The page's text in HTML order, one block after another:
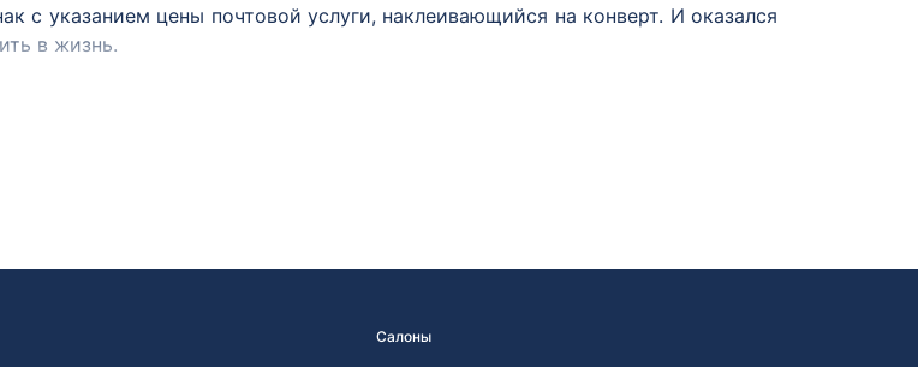
с указанием цены почтовой услуги, наклеивающийся на конверт. И оказался
в жизнь.
1 января 1858 года. В центре почтовой марки был размещён овал, в
эмблема почтового ведомства — два скрещённых почтовых рожка. Вокруг
Салоны